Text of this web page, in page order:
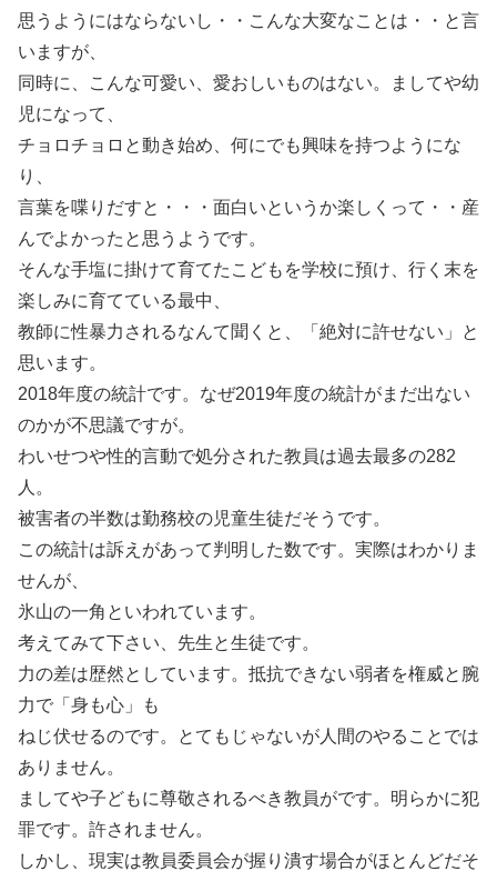
思うようにはならないし・・こんな大変なことは・・と言
いますが、
同時に、こんな可愛い、愛おしいものはない。ましてや幼
児になって、
チョロチョロと動き始め、何にでも興味を持つようにな
り、
言葉を喋りだすと・・・面白いというか楽しくって・・産
んでよかったと思うようです。
そんな手塩に掛けて育てたこどもを学校に預け、行く末を
楽しみに育てている最中、
教師に性暴力されるなんて聞くと、「絶対に許せない」と
思います。
2018年度の統計です。なぜ2019年度の統計がまだ出ない
のかが不思議ですが。
わいせつや性的言動で処分された教員は過去最多の282
人。
被害者の半数は勤務校の児童生徒だそうです。
この統計は訴えがあって判明した数です。実際はわかりま
せんが、
氷山の一角といわれています。
考えてみて下さい、先生と生徒です。
力の差は歴然としています。抵抗できない弱者を権威と腕
力で「身も心」も
ねじ伏せるのです。とてもじゃないが人間のやることでは
ありません。
ましてや子どもに尊敬されるべき教員がです。明らかに犯
罪です。許されません。
しかし、現実は教員委員会が握り潰す場合がほとんどだそ